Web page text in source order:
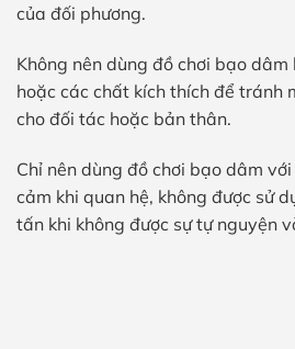
của đối phương.
Không nên dùng đồ chơi bạo
hoặc các chất kích thích để tránh
cho đối tác hoặc bản thân.
Chỉ nên dùng đồ chơi bạo dâm
cảm khi quan hệ, không được sử
tấn khi không được sự tự nguyện